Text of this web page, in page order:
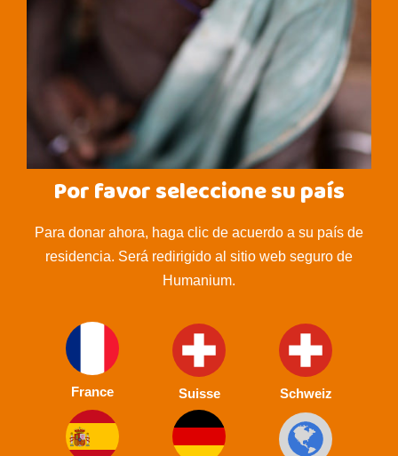
Por favor seleccione su país
Para donar ahora, haga clic de acuerdo a su país de
residencia. Será redirigido al sitio web seguro de
Humanium.
France Suisse Schweiz